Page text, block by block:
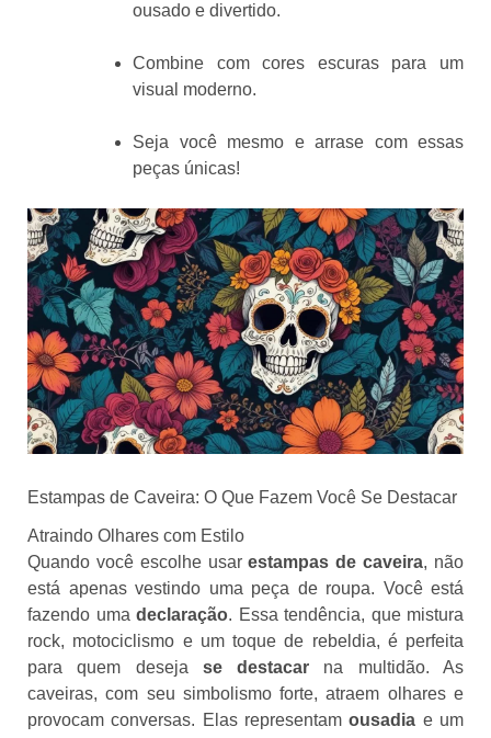
ousado e divertido.
Combine com cores escuras para um
visual moderno.
Seja você mesmo e arrase com essas
peças únicas!
Estampas de Caveira: O Que Fazem Você Se Destacar
Atraindo Olhares com Estilo
Quando você escolhe usarestampas de caveira, não
está apenas vestindo uma peça de roupa. Você está
fazendo uma declaração. Essa tendência, que mistura
rock, motociclismo e um toque de rebeldia, é perfeita
para quem deseja se destacar na multidão. As
caveiras, com seu simbolismo forte, atraem olhares e
provocam conversas. Elas representamousadia e um